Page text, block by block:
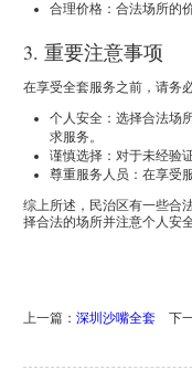
合理价格：合法场所的
3. 重要注意事项
在享受全套服务之前，请务
个人安全：选择合法场
求服务。
谨慎选择：对于未经验
尊重服务人员：在享受
综上所述，民治区有一些合
择合法的场所并注意个人安
上一篇： 深圳沙嘴全套 下